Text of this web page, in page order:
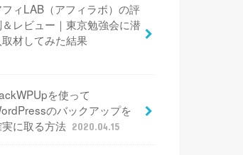
フィLAB（アフィラボ）の評
＆レビュー｜東京勉強会に潜
取材してみた結果
を使って
のバックアップを
に取る方法 2020.04.15